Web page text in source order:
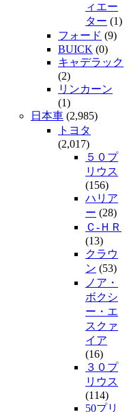
ィエー
ター (1)
フォード (9)
BUICK (0)
キャデラック
(2)
リンカーン
(1)
日本車 (2,985)
トヨタ
(2,017)
５０プ
リウス
(156)
ハリア
ー (28)
Ｃ-ＨＲ
(13)
クラウ
ン (53)
ノア・
ボクシ
ー・エ
スクァ
イア
(16)
３０プ
リウス
(114)
50プリ